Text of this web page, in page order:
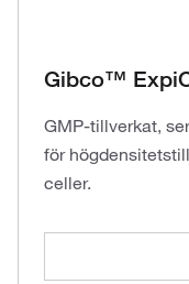
Gibco™
GMP-tillverkat,
för
celler.